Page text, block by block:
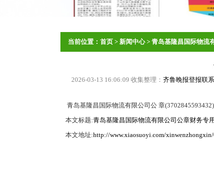
当前位置： 首页> 新闻中心> 青岛基隆昌国际物流
2026-03-13 16:06:09 收集整理： 齐鲁晚报登报联
青岛基隆昌国际物流有限公司公 章
本文标题:青岛基隆昌国际物流有限公司公章财务专
本文地址:http://www.xiaosuoyi.com/